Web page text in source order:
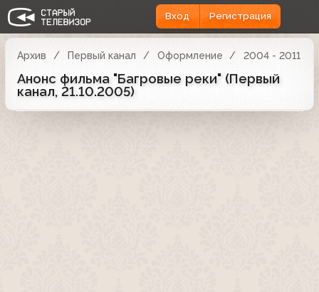
Вход Регистрация
Архив Первый канал Оформление 2004 - 2011
Анонс фильма "Багровые реки" (Первый
канал, 21.10.2005)